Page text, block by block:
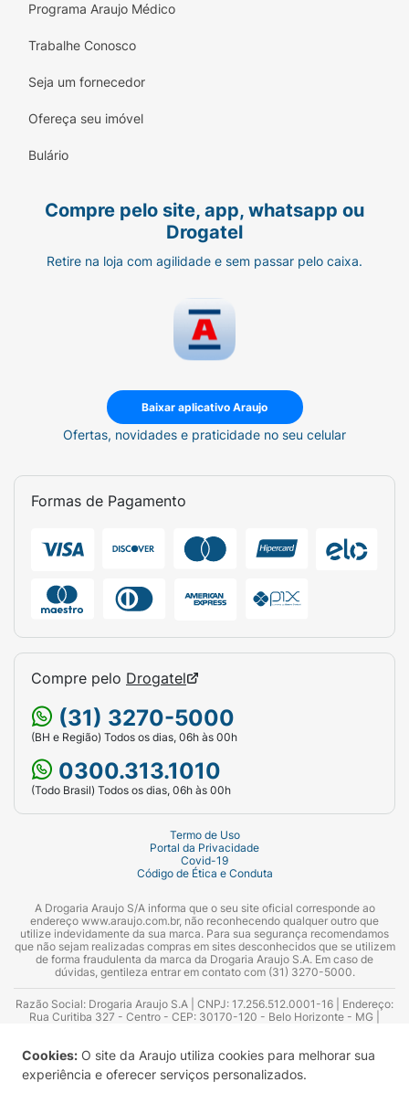
Cookies: O site da Araujo utiliza cookies para melhorar sua
experiência e oferecer serviços personalizados.
Programa Araujo Médico
Trabalhe Conosco
Seja um fornecedor
Ofereça seu imóvel
Bulário
Compre pelo site, app, whatsapp ou
Drogatel
Retire na loja com agilidade e sem passar pelo caixa.
Baixar aplicativo Araujo
Ofertas, novidades e praticidade no seu celular
Formas de Pagamento
Compre pelo Drogatel
(31) 3270-5000
(BH e Região) Todos os dias, 06h às 00h
0300.313.1010
(Todo Brasil) Todos os dias, 06h às 00h
Termo de Uso
Portal da Privacidade
Covid-19
Código de Ética e Conduta
A Drogaria Araujo S/A informa que o seu site oficial corresponde ao
endereço www.araujo.com.br, não reconhecendo qualquer outro que
utilize indevidamente da sua marca. Para sua segurança recomendamos
que não sejam realizadas compras em sites desconhecidos que se utilizem
de forma fraudulenta da marca da Drogaria Araujo S.A. Em caso de
dúvidas, gentileza entrar em contato com (31) 3270-5000.
Razão Social: Drogaria Araujo S.A | CNPJ: 17.256.512.0001-16 | Endereço:
Rua Curitiba 327 - Centro - CEP: 30170-120 - Belo Horizonte - MG |
Azevedo Guimarães – CRF 10.965 | Yasmin Silva Alvarenga – CRF 52.584 -
Consultor substituto: Thiago Aguiar Pinheiro - CRF Nº 13.748. Alvará
Sanitário: 2025020713 | Autorização de Funcionamento da Empresa (AFE):